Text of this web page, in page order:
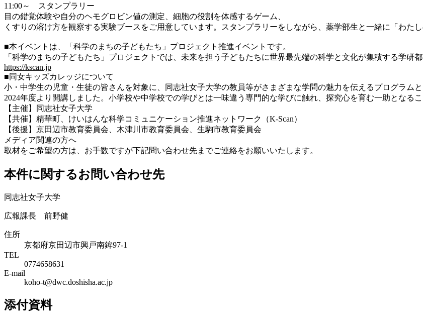
11:00～ スタンプラリー
目の錯覚体験や自分のヘモグロビン値の測定、細胞の役割を体感するゲーム、
くすりの溶け方を観察する実験ブースをご用意しています。スタンプラリーをしながら、薬学部生と一緒に「わた
■本イベントは、「科学のまちの子どもたち」プロジェクト推進イベントです。
「科学のまちの子どもたち」プロジェクトでは、未来を担う子どもたちに世界最先端の科学と文化が集積する学研
https://kscan.jp
■同女キッズカレッジについて
小・中学生の児童・生徒の皆さんを対象に、同志社女子大学の教員等がさまざまな学問の魅力を伝えるプログラムと
2024年度より開講しました。小学校や中学校での学びとは一味違う専門的な学びに触れ、探究心を育む一助となるこ
【主催】同志社女子大学
【共催】精華町、けいはんな科学コミュニケーション推進ネットワーク（K-Scan）
【後援】京田辺市教育委員会、木津川市教育委員会、生駒市教育委員会
メディア関連の⽅へ
取材をご希望の⽅は、お⼿数ですが下記問い合わせ先までご連絡をお願いいたします。
本件に関するお問い合わせ先
同志社女子大学
広報課長 前野健
住所
京都府京田辺市興戸南鉾97-1
TEL
0774658631
E-mail
koho-t@dwc.doshisha.ac.jp
添付資料